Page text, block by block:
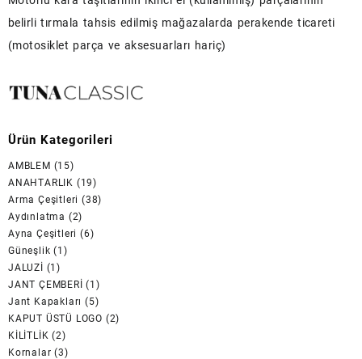
belirli tırmala tahsis edilmiş mağazalarda perakende ticareti
(motosiklet parça ve aksesuarları hariç)
Ürün Kategorileri
AMBLEM (15)
ANAHTARLIK (19)
Arma Çeşitleri (38)
Aydınlatma (2)
Ayna Çeşitleri (6)
Güneşlik (1)
JALUZİ
(1)
JANT ÇEMBERİ
(1)
Jant Kapakları (5)
KAPUT ÜSTÜ LOGO (2)
KİLİTLİK (2)
Kornalar (3)